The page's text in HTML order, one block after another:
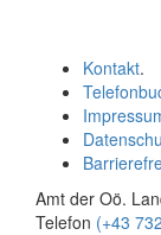
Kontakt.
Amt der Oö.
Telefon (+43